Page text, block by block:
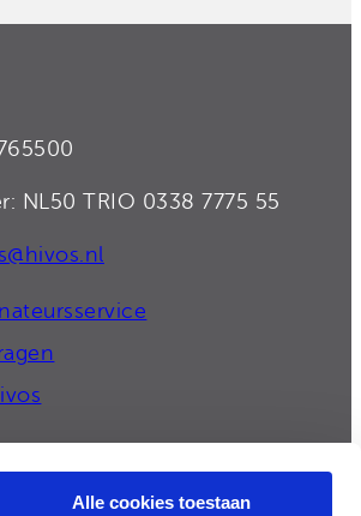
Alle cookies toestaan
NL50 TRIO 0338 7775 55